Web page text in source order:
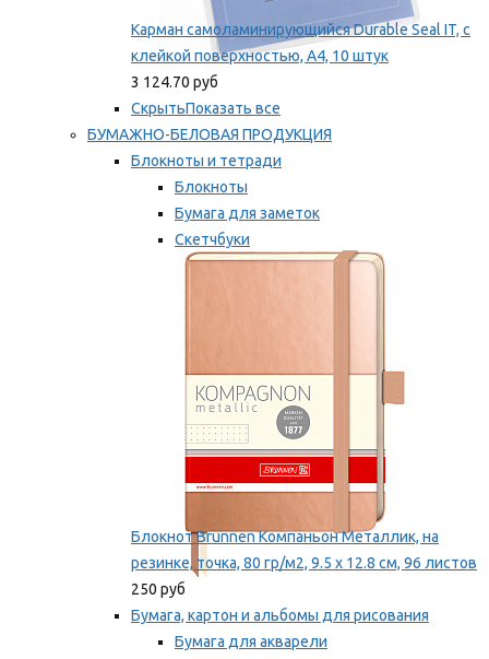
Карман самоламинирующийся Durable Seal IT, с
клейкой поверхностью, A4, 10 штук
3 124.70 руб
СкрытьПоказать все
БУМАЖНО-БЕЛОВАЯ ПРОДУКЦИЯ
Блокноты и тетради
Блокноты
Бумага для заметок
Скетчбуки
Тетради
Блокнот Brunnen Компаньон Металлик, на
резинке, точка, 80 гр/м2, 9.5 х 12.8 см, 96 листов
250 руб
Бумага, картон и альбомы для рисования
Бумага для акварели